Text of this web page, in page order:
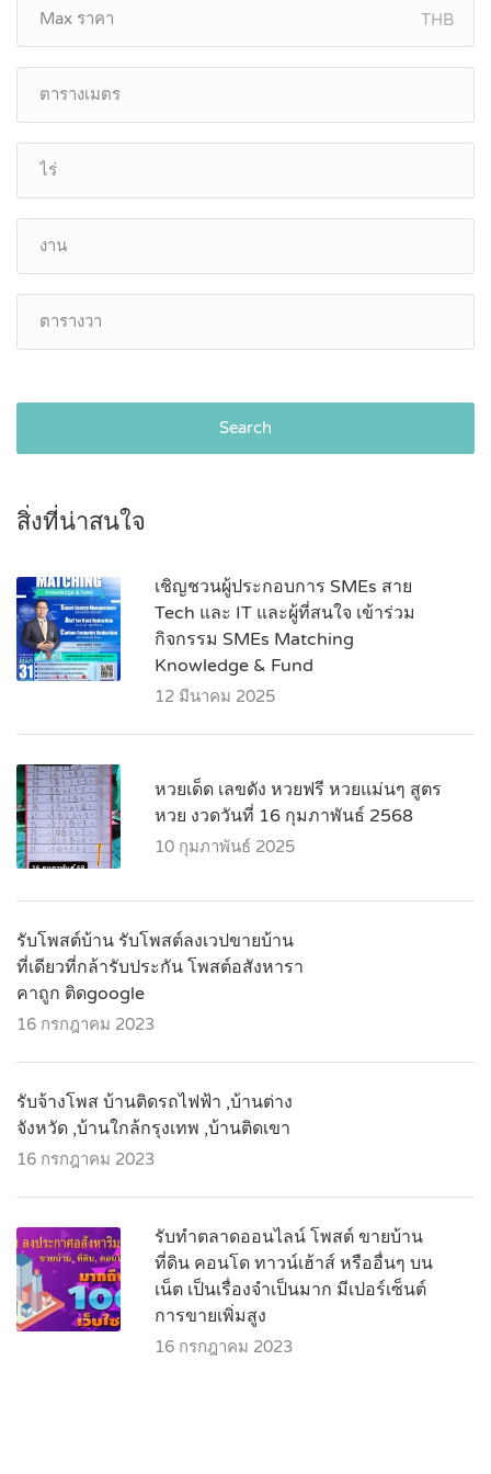
THB
Search
สิ่งที่น่าสนใจ
เชิญชวนผู้ประกอบการ SMEs สาย
Tech และ IT และผู้ที่สนใจ เข้าร่วม
กิจกรรม SMEs Matching
Knowledge & Fund
12 มีนาคม 2025
หวยเด็ด เลขดัง หวยฟรี หวยแม่นๆ สูตร
หวย งวดวันที่ 16 กุมภาพันธ์ 2568
10 กุมภาพันธ์ 2025
รับโพสต์บ้าน รับโพสต์ลงเวปขายบ้าน
ที่เดียวที่กล้ารับประกัน โพสต์อสังหารา
คาถูก ติดgoogle
16 กรกฎาคม 2023
รับจ้างโพส บ้านติดรถไฟฟ้า ,บ้านต่าง
จังหวัด ,บ้านใกล้กรุงเทพ ,บ้านติดเขา
16 กรกฎาคม 2023
รับทำตลาดออนไลน์ โพสต์ ขายบ้าน
ที่ดิน คอนโด ทาวน์เฮ้าส์ หรืออื่นๆ บน
เน็ต เป็นเรื่องจำเป็นมาก มีเปอร์เซ็นต์
การขายเพิ่มสูง
16 กรกฎาคม 2023